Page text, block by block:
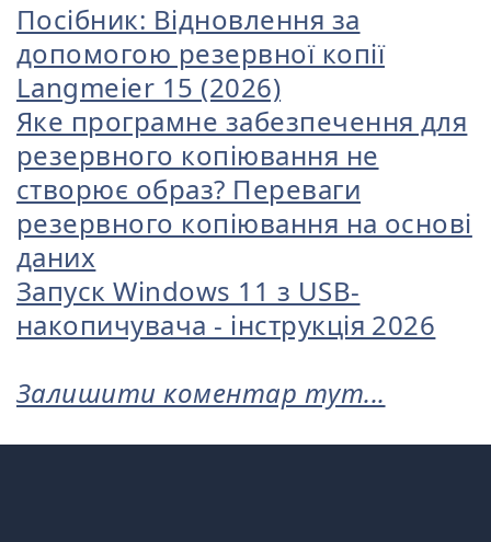
Посібник: Відновлення за
допомогою резервної копії
Langmeier 15 (2026)
Яке програмне забезпечення для
резервного копіювання не
створює образ? Переваги
резервного копіювання на основі
даних
Запуск Windows 11 з USB-
накопичувача - інструкція 2026
Залишити коментар тут...